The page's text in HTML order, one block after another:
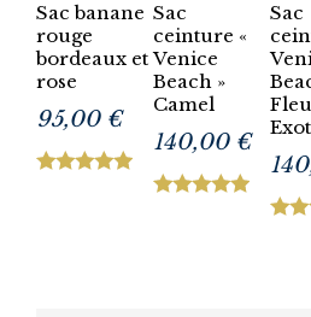
Sac banane
rouge
bordeaux et
rose
95,00 €
Sac
ceinture «
Venice
Beach »
Camel
140,00 €
Sac